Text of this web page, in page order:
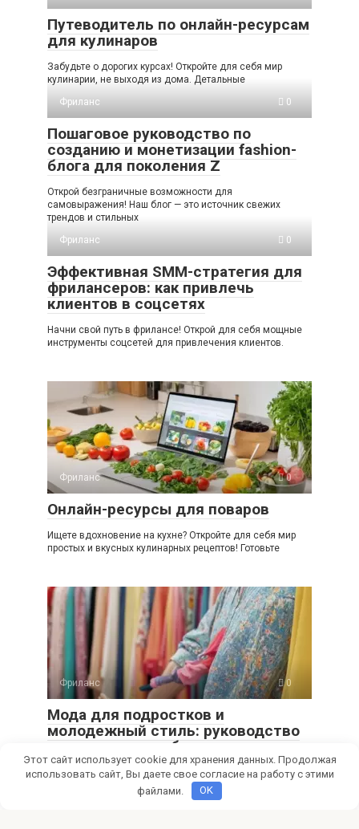
Путеводитель по онлайн-ресурсам
для кулинаров
Забудьте о дорогих курсах! Откройте для себя мир
кулинарии, не выходя из дома. Детальные
Фриланс
0
Пошаговое руководство по
созданию и монетизации fashion-
блога для поколения Z
Открой безграничные возможности для
самовыражения! Наш блог — это источник свежих
трендов и стильных
Фриланс
0
Эффективная SMM-стратегия для
фрилансеров: как привлечь
клиентов в соцсетях
Начни свой путь в фрилансе! Открой для себя мощные
инструменты соцсетей для привлечения клиентов.
Фриланс 0
Онлайн-ресурсы для поваров
Ищете вдохновение на кухне? Откройте для себя мир
простых и вкусных кулинарных рецептов! Готовьте
Фриланс 0
Мода для подростков и
молодежный стиль: руководство
по монетизации блога
Мечтаешь о модном блоге и доходе? Узнай, как создать
успешный fashion-блог для подростков, привлечь
Этот сайт использует cookie для хранения данных. Продолжая
использовать сайт, Вы даете свое согласие на работу с этими
файлами.
OK